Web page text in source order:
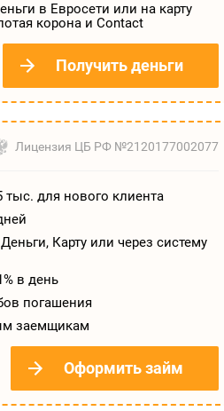
в Евросети или на карту
корона и Contact
Получить деньги
Лицензия ЦБ РФ №2120177002077
для нового клиента
Карту или через систему
в день
погашения
заемщикам
Оформить займ